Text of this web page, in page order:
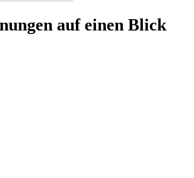
auf einen Blick